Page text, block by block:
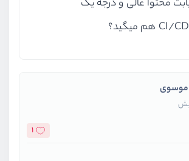
محتوا عالی و درجه یک
1